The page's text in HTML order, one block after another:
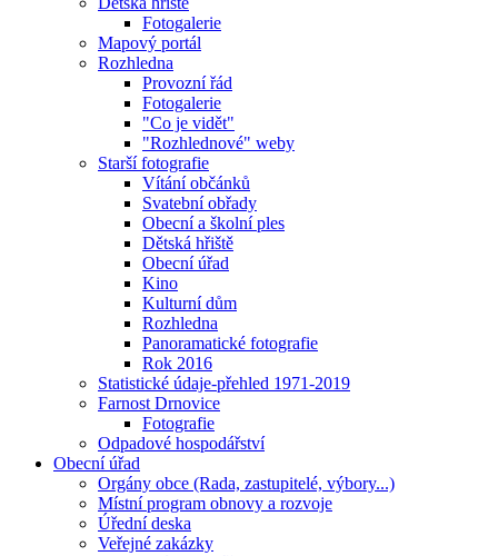
Fotogalerie
Mapový portál
Rozhledna
Provozní řád
Fotogalerie
"Co je vidět"
"Rozhlednové" weby
Starší fotografie
Vítání občánků
Svatební obřady
Obecní a školní ples
Dětská hřiště
Obecní úřad
Kino
Kulturní dům
Rozhledna
Panoramatické fotografie
Rok 2016
Statistické údaje-přehled 1971-2019
Farnost Drnovice
Fotografie
Odpadové hospodářství
Obecní úřad
Orgány obce (Rada, zastupitelé, výbory...)
Místní program obnovy a rozvoje
Úřední deska
Veřejné zakázky